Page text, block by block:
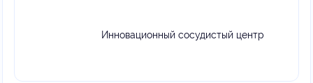
Инновационный сосудистый центр